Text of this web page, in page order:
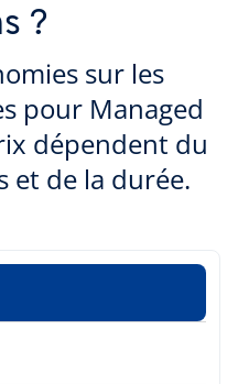
?
sur les
pour Managed
dépendent du
et de la durée.